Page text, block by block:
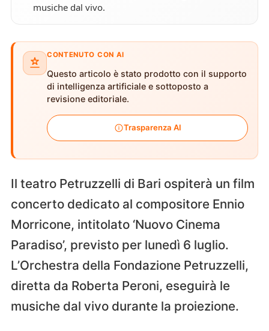
musiche dal vivo.
CONTENUTO CON AI
Questo articolo è stato prodotto con il supporto
di intelligenza artificiale e sottoposto a
revisione editoriale.
Trasparenza AI
Il teatro Petruzzelli di Bari ospiterà un film
concerto dedicato al compositore Ennio
Morricone, intitolato ‘Nuovo Cinema
Paradiso’, previsto per lunedì 6 luglio.
L’Orchestra della Fondazione Petruzzelli,
diretta da Roberta Peroni, eseguirà le
musiche dal vivo durante la proiezione.